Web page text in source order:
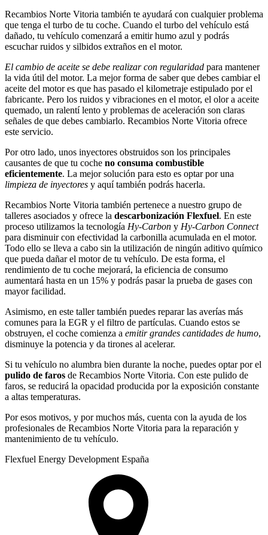
Recambios Norte Vitoria también te ayudará con cualquier problema
que tenga el turbo de tu coche. Cuando el turbo del vehículo está
dañado, tu vehículo comenzará a emitir humo azul y podrás
escuchar ruidos y silbidos extraños en el motor.
El cambio de aceite se debe realizar con regularidad para mantener
la vida útil del motor. La mejor forma de saber que debes cambiar el
aceite del motor es que has pasado el kilometraje estipulado por el
fabricante. Pero los ruidos y vibraciones en el motor, el olor a aceite
quemado, un ralentí lento y problemas de aceleración son claras
señales de que debes cambiarlo. Recambios Norte Vitoria ofrece
este servicio.
Por otro lado, unos inyectores obstruidos son los principales
causantes de que tu coche no consuma combustible
eficientemente. La mejor solución para esto es optar por una
limpieza de inyectores y aquí también podrás hacerla.
Recambios Norte Vitoria también pertenece a nuestro grupo de
talleres asociados y ofrece la descarbonización Flexfuel. En este
proceso utilizamos la tecnología Hy-Carbon y Hy-Carbon Connect
para disminuir con efectividad la carbonilla acumulada en el motor.
Todo ello se lleva a cabo sin la utilización de ningún aditivo químico
que pueda dañar el motor de tu vehículo. De esta forma, el
rendimiento de tu coche mejorará, la eficiencia de consumo
aumentará hasta en un 15% y podrás pasar la prueba de gases con
mayor facilidad.
Asimismo, en este taller también puedes reparar las averías más
comunes para la EGR y el filtro de partículas. Cuando estos se
obstruyen, el coche comienza a emitir grandes cantidades de humo,
disminuye la potencia y da tirones al acelerar.
Si tu vehículo no alumbra bien durante la noche, puedes optar por el
pulido de faros de Recambios Norte Vitoria. Con este pulido de
faros, se reducirá la opacidad producida por la exposición constante
a altas temperaturas.
Por esos motivos, y por muchos más, cuenta con la ayuda de los
profesionales de Recambios Norte Vitoria para la reparación y
mantenimiento de tu vehículo.
Flexfuel Energy Development España